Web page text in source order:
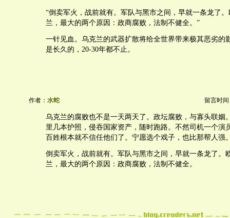
“倒卖军火，战前就有。军队与黑市之间，早就一条龙了
兰，最大的两个原因：政商腐败，法制不健全。”
一针见血。乌克兰的武器扩散将给全世界带来极其恶劣的
是长久的，20-30年都不止。
作者： 水蛇 留言时间
乌克兰的腐败也不是一天两天了。政坛腐败，与寡头联姻
里几本护照，侵吞国家资产，随时跑路。不然司机一个演
百姓根本就不信任他们了。宁愿选个戏子，也比那帮人强
倒卖军火，战前就有。军队与黑市之间，早就一条龙了。
兰，最大的两个原因：政商腐败，法制不健全。